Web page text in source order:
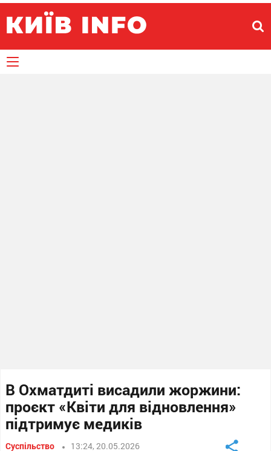
В Охматдиті висадили жоржини:
проєкт «Квіти для відновлення»
підтримує медиків
Суспільство 13:24, 20.05.2026